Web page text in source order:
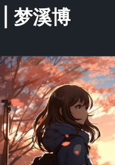
梦溪博